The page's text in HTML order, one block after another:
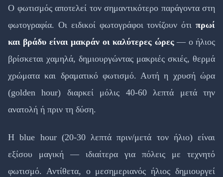
Ο φωτισμός αποτελεί τον σημαντικότερο παράγοντα στη
φωτογραφία. Οι ειδικοί φωτογράφοι τονίζουν ότι πρωί
και βράδυ είναι μακράν οι καλύτερες ώρες— ο ήλιος
βρίσκεται χαμηλά, δημιουργώντας μακριές σκιές, θερμά
χρώματα και δραματικό φωτισμό. Αυτή η χρυσή ώρα
(golden hour) διαρκεί μόλις 40-60 λεπτά μετά την
ανατολή ή πριν τη δύση.
Η blue hour (20-30 λεπτά πριν/μετά τον ήλιο) είναι
εξίσου μαγική — ιδιαίτερα για πόλεις με τεχνητό
φωτισμό. Αντίθετα, ο μεσημεριανός ήλιος δημιουργεί